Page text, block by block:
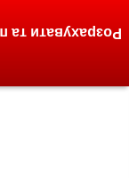
Квартира
та підібрати